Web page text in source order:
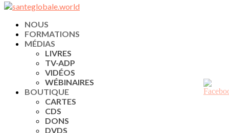
NOUS
FORMATIONS
MÉDIAS
LIVRES
TV-ADP
VIDÉOS
WÉBINAIRES
BOUTIQUE
CARTES
CDS
DONS
DVDS